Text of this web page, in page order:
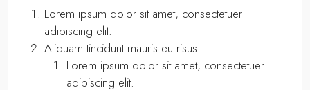
Lorem ipsum dolor sit amet, consectetuer
adipiscing elit.
Aliquam tincidunt mauris eu risus.
Lorem ipsum dolor sit amet, consectetuer
adipiscing elit.